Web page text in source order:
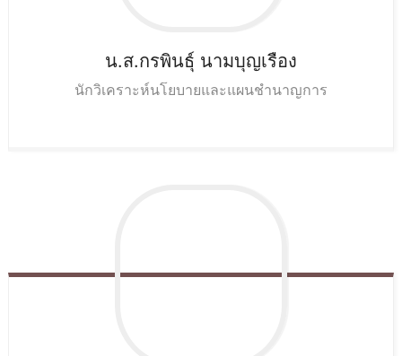
น.ส.กรพินธุ์ นามบุญเรือง
นักวิเคราะห์นโยบายและแผนชำนาญการ